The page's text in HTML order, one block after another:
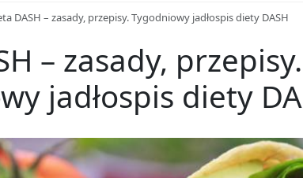
DASH – zasady, przepisy. Tygodniowy jadłospis diety DASH
– zasady, przepisy.
jadłospis diety